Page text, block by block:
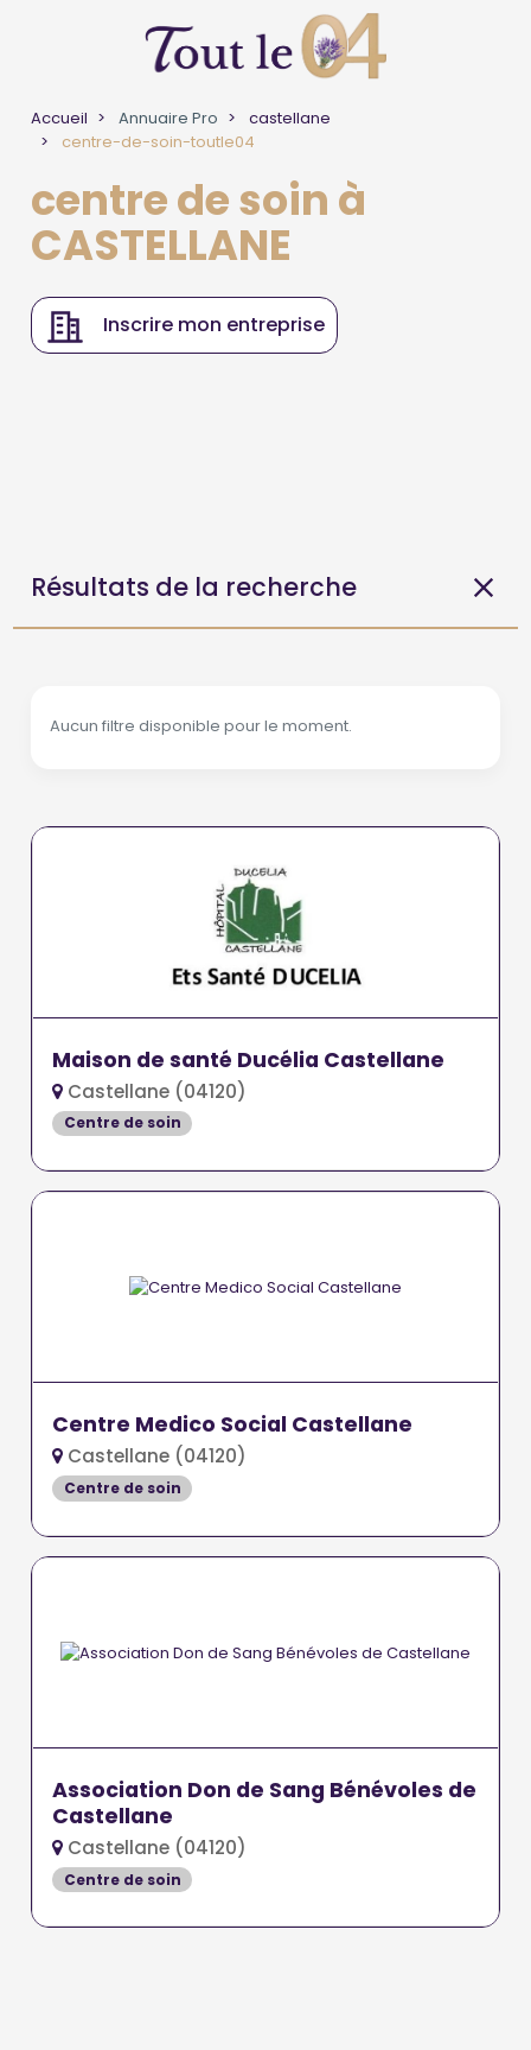
Accueil Annuaire Pro
castellane
centre-de-soin-toutle04
centre de soin à
CASTELLANE
Inscrire mon entreprise
Résultats de la recherche
Aucun filtre disponible pour le moment.
Maison de santé Ducélia Castellane
Castellane (04120)
Centre de soin
Centre Medico Social Castellane
Castellane (04120)
Centre de soin
Association Don de Sang Bénévoles de
Castellane
Castellane (04120)
Centre de soin